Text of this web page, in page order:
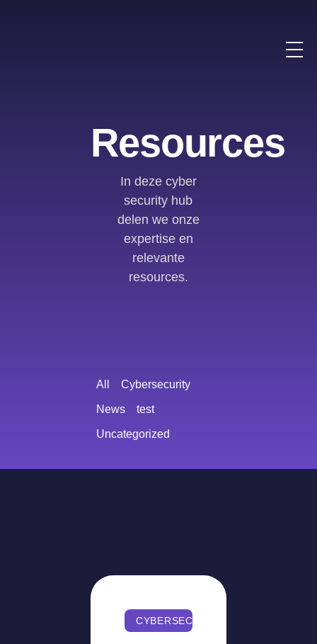
Resources
In deze cyber
security hub
delen we onze
expertise en
relevante
resources.
Cybersecurity
News test
Uncategorized
All
CYBERSECURITY